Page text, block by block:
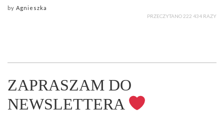
by Agnieszka
PRZECZYTANO 222 434 RAZY
ZAPRASZAM DO
NEWSLETTERA